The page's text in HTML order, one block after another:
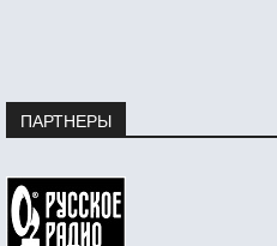
ПАРТНЕРЫ